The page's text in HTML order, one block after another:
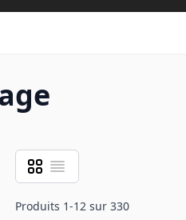
Afficher en
GrilleListe
Produits 1-12 sur 330